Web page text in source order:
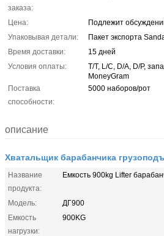
заказа:
Цена:
Подлежит
Упаковывая детали:
Пакет экспорта
Время доставки:
15 дней
Условия оплаты:
T/T, L/C, D/A, D/P,
MoneyGram
Поставка
способности:
5000 наборов/рот
описание
Хватальщик барабанчика
Название
продукта:
Емкость 900kg Lifter
Модель:
ДГ900
Емкость
нагрузки:
900KG